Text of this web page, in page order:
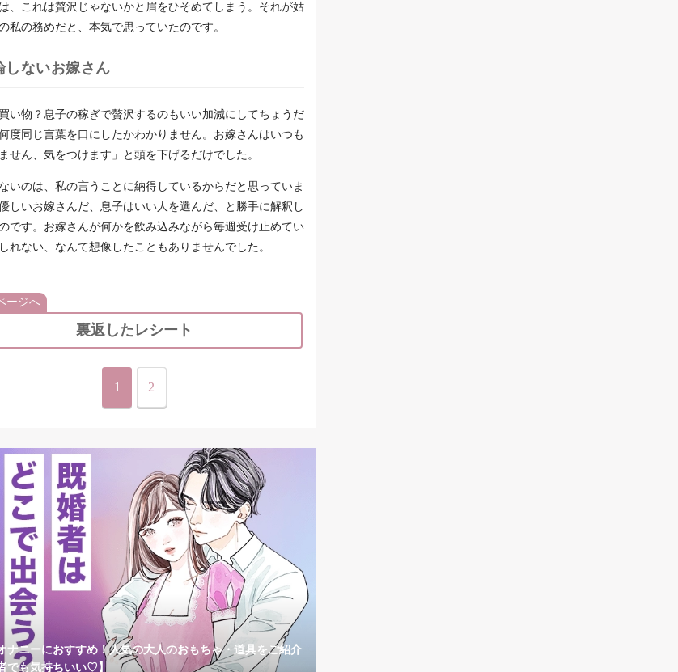
、これは贅沢じゃないかと眉をひそめてしまう。それが姑
私の務めだと、本気で思っていたのです。
しないお嫁さん
買い物？息子の稼ぎで贅沢するのもいい加減にしてちょうだ
度同じ言葉を口にしたかわかりません。お嫁さんはいつも
ません、気をつけます」と頭を下げるだけでした。
いのは、私の言うことに納得しているからだと思っていま
しいお嫁さんだ、息子はいい人を選んだ、と勝手に解釈し
です。お嫁さんが何かを飲み込みながら毎週受け止めてい
れない、なんて想像したこともありませんでした。
ージへ
裏返したレシート
1 2
ナニーにおすすめ！人気の大人のおもちゃ・道具をご紹介
でも気持ちいい♡】